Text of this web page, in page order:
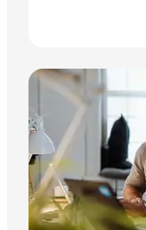
Zum Artikel